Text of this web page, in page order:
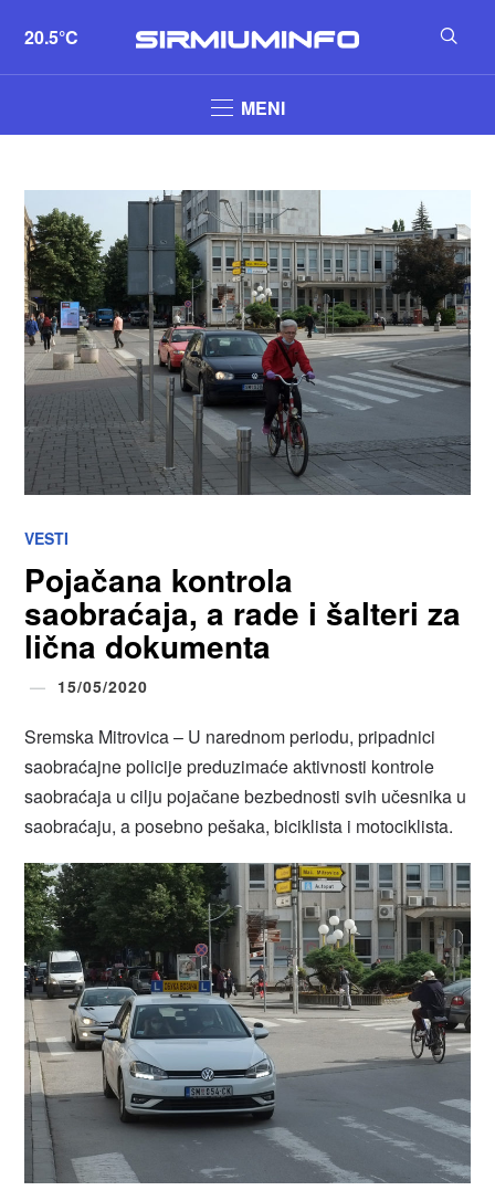
20.5°C
MENI
VESTI
Pojačana kontrola
saobraćaja, a rade i šalteri za
lična dokumenta
15/05/2020
Sremska Mitrovica – U narednom periodu, pripadnici
saobraćajne policije preduzimaće aktivnosti kontrole
saobraćaja u cilju pojačane bezbednosti svih učesnika u
saobraćaju, a posebno pešaka, biciklista i motociklista.